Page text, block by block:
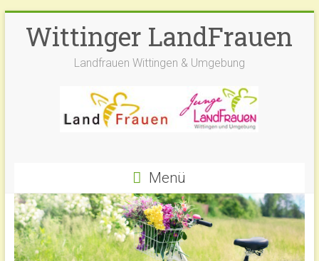
Inhalt
springen
Wittinger LandFrauen
Landfrauen Wittingen & Umgebung
Menü